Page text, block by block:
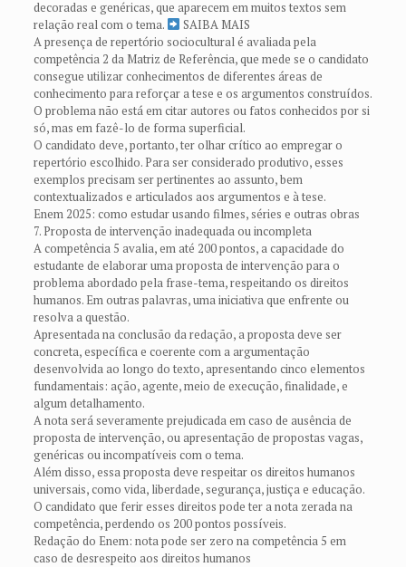
decoradas e genéricas, que aparecem em muitos textos sem
relação real com o tema.
SAIBA MAIS
A presença de repertório sociocultural é avaliada pela
competência 2 da Matriz de Referência, que mede se o candidato
consegue utilizar conhecimentos de diferentes áreas de
conhecimento para reforçar a tese e os argumentos construídos.
O problema não está em citar autores ou fatos conhecidos por si
só, mas em fazê-lo de forma superficial.
O candidato deve, portanto, ter olhar crítico ao empregar o
repertório escolhido. Para ser considerado produtivo, esses
exemplos precisam ser pertinentes ao assunto, bem
contextualizados e articulados aos argumentos e à tese.
Enem 2025: como estudar usando filmes, séries e outras obras
7. Proposta de intervenção inadequada ou incompleta
A competência 5 avalia, em até 200 pontos, a capacidade do
estudante de elaborar uma proposta de intervenção para o
problema abordado pela frase-tema, respeitando os direitos
humanos. Em outras palavras, uma iniciativa que enfrente ou
resolva a questão.
Apresentada na conclusão da redação, a proposta deve ser
concreta, específica e coerente com a argumentação
desenvolvida ao longo do texto, apresentando cinco elementos
fundamentais: ação, agente, meio de execução, finalidade, e
algum detalhamento.
A nota será severamente prejudicada em caso de ausência de
proposta de intervenção, ou apresentação de propostas vagas,
genéricas ou incompatíveis com o tema.
Além disso, essa proposta deve respeitar os direitos humanos
universais, como vida, liberdade, segurança, justiça e educação.
O candidato que ferir esses direitos pode ter a nota zerada na
competência, perdendo os 200 pontos possíveis.
Redação do Enem: nota pode ser zero na competência 5 em
caso de desrespeito aos direitos humanos